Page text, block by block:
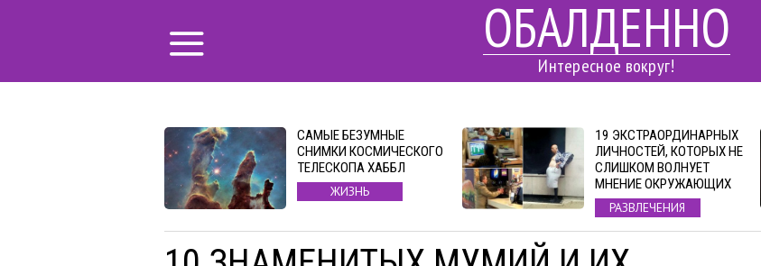
ОБАЛДЕННО
Интересное вокруг!
САМЫЕ БЕЗУМНЫЕ
СНИМКИ КОСМИЧЕСКОГО
ТЕЛЕСКОПА ХАББЛ
ЖИЗНЬ
19 ЭКСТРАОРДИНАРНЫХ
ЛИЧНОСТЕЙ, КОТОРЫХ НЕ
СЛИШКОМ ВОЛНУЕТ
МНЕНИЕ ОКРУЖАЮЩИХ
РАЗВЛЕЧЕНИЯ